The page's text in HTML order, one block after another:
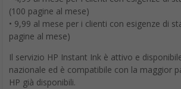
(100 pagine al mese)
• 9,99 al mese per i clienti con esigenze di
pagine al mese)
Il servizio HP Instant Ink è attivo e
nazionale ed è compatibile con la maggior
HP già disponibili.